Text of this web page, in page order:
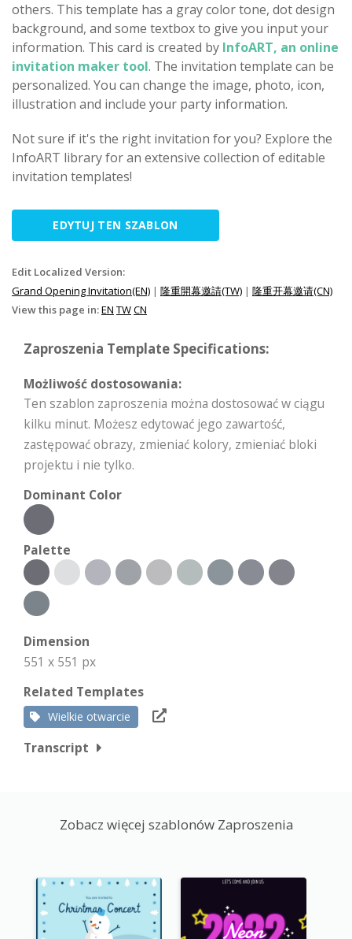
others. This template has a gray color tone, dot design
background, and some textbox to give you input your
information. This card is created by InfoART, an online
invitation maker tool. The invitation template can be
personalized. You can change the image, photo, icon,
illustration and include your party information.
Not sure if it's the right invitation for you? Explore the
InfoART library for an extensive collection of editable
invitation templates!
EDYTUJ TEN SZABLON
Edit Localized Version:
Grand Opening Invitation(EN) | 隆重開幕邀請(TW) | 隆重开幕邀请(CN)
View this page in:EN TWCN
Zaproszenia Template Specifications:
Możliwość dostosowania:
Ten szablon zaproszenia można dostosować w ciągu
kilku minut. Możesz edytować jego zawartość,
zastępować obrazy, zmieniać kolory, zmieniać bloki
projektu i nie tylko.
Dominant Color
Palette
Dimension
551 x 551 px
Related Templates
Wielkie otwarcie
Transcript
Zobacz więcej szablonów Zaproszenia